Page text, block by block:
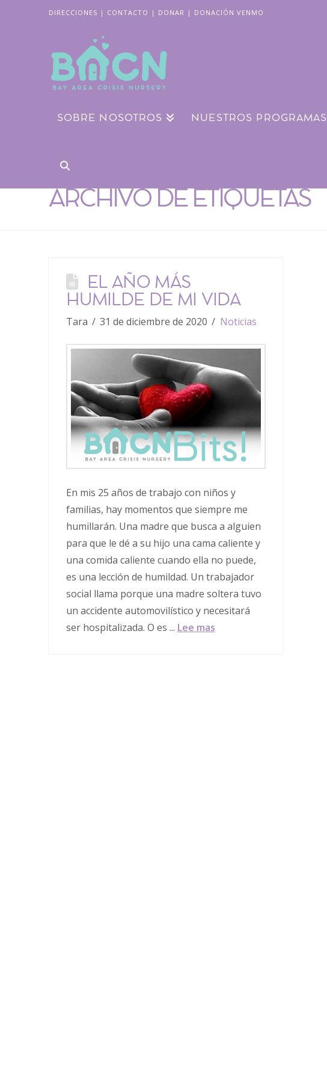
DIRECCIONES | CONTACTO | DONAR | DONACIÓN VENMO
SOBRE NOSOTROS NUESTROS PROGRAMAS
ARCHIVO DE ETIQUETAS
EL AÑO MÁS
HUMILDE DE MI VIDA
Tara 31 de diciembre de 2020 Noticias
En mis 25 años de trabajo con niños y
familias, hay momentos que siempre me
humillarán. Una madre que busca a alguien
para que le dé a su hijo una cama caliente y
una comida caliente cuando ella no puede,
es una lección de humildad. Un trabajador
social llama porque una madre soltera tuvo
un accidente automovilístico y necesitará
ser hospitalizada. O es ... Lee mas